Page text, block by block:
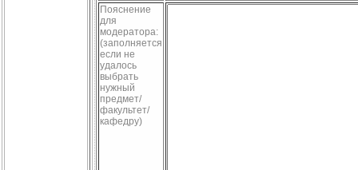
Пояснение
для
модератора:
(заполняется
если не
удалось
выбрать
нужный
предмет/
факультет/
кафедру)